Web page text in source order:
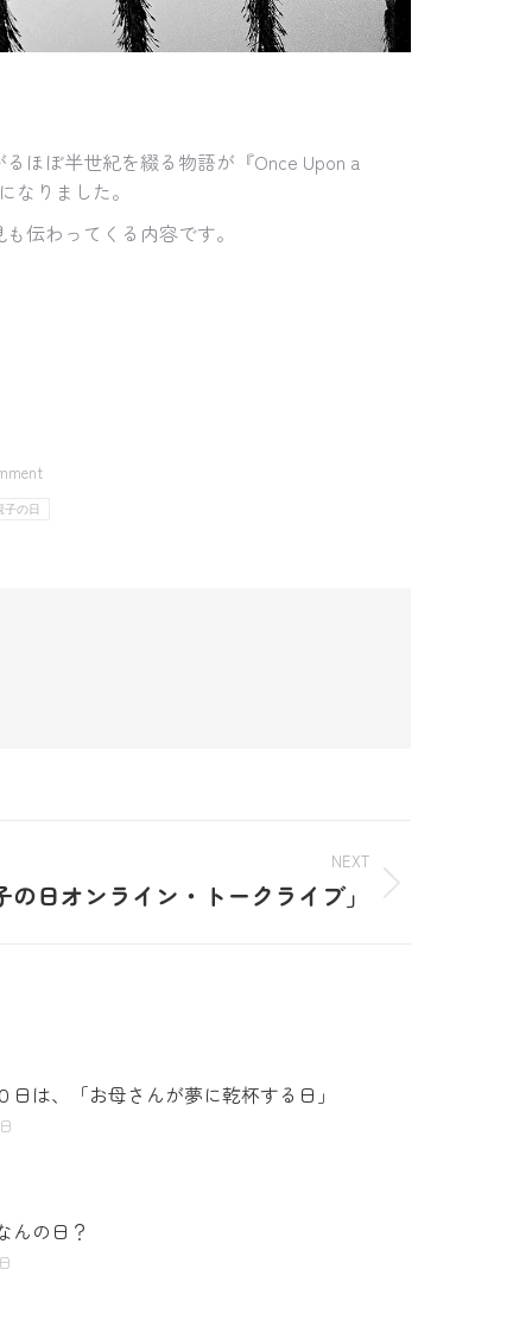
ほぼ半世紀を綴る物語が『Once Upon a
りました。
伝わってくる内容です。
子の日
NEXT
の日オンライン・トークライブ」
日は、「お母さんが夢に乾杯する日」
んの日？